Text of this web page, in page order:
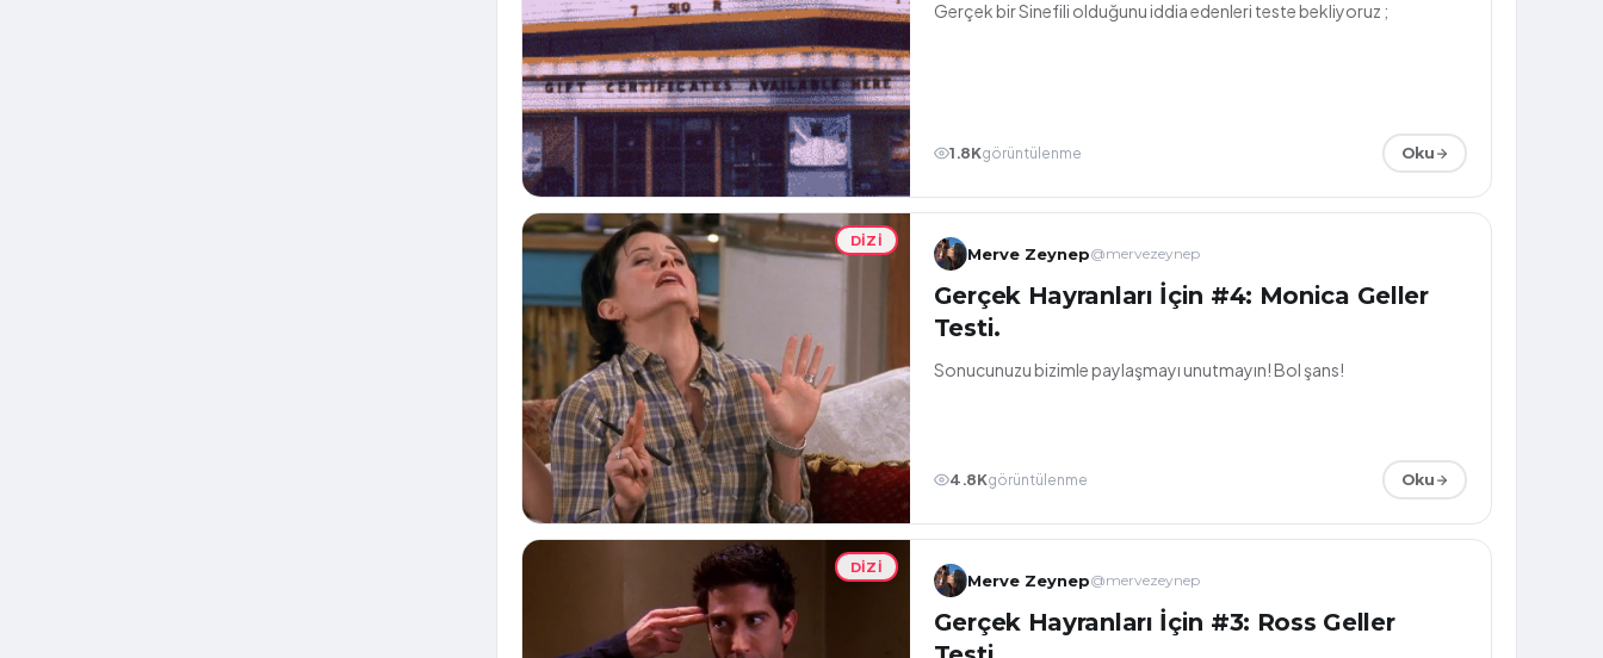
Gerçek bir Sinefili olduğunu iddia edenleri teste bekliyoruz ;
1.8Kgörüntülenme Oku
DIZI
Merve Zeynep@mervezeynep
Gerçek Hayranları İçin #4: Monica Geller
Testi.
Sonucunuzu bizimle paylaşmayı unutmayın! Bol şans!
4.8Kgörüntülenme Oku
DIZI
Merve Zeynep@mervezeynep
Gerçek Hayranları İçin #3: Ross Geller